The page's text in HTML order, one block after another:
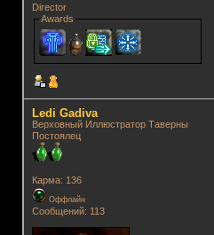
Director
Awards
Ledi Gadiva
Верховный Иллюстратор Таверны
Постоялец
Карма: 136
Оффлайн
Сообщений: 113